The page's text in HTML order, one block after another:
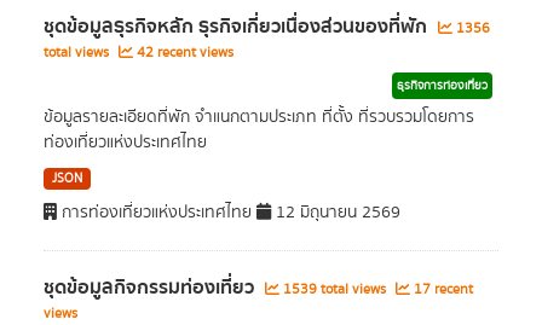
ชุดข้อมูลธุรกิจหลัก ธุรกิจเกี่ยวเนื่องส่วนของที่พัก
1356
total views
42 recent views
ธุรกิจการท่องเที่ยว
ข้อมูลรายละเอียดที่พัก จำแนกตามประเภท ที่ตั้ง ที่รวบรวมโดยการ
ท่องเที่ยวแห่งประเทศไทย
JSON
การท่องเที่ยวแห่งประเทศไทย 12 มิถุนายน 2569
ชุดข้อมูลกิจกรรมท่องเที่ยว 1539 total views
17 recent
views